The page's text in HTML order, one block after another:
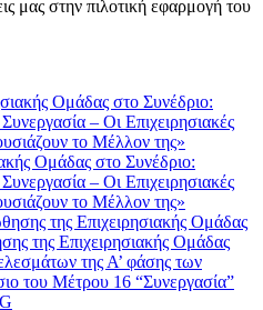
μας στην πιλοτική εφαρμογή του
Ομάδας στο Συνέδριο:
– Οι Επιχειρησιακές
το Μέλλον της»
της Επιχειρησιακής Ομάδας